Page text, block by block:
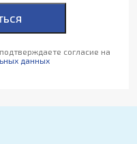
согласие на
данных